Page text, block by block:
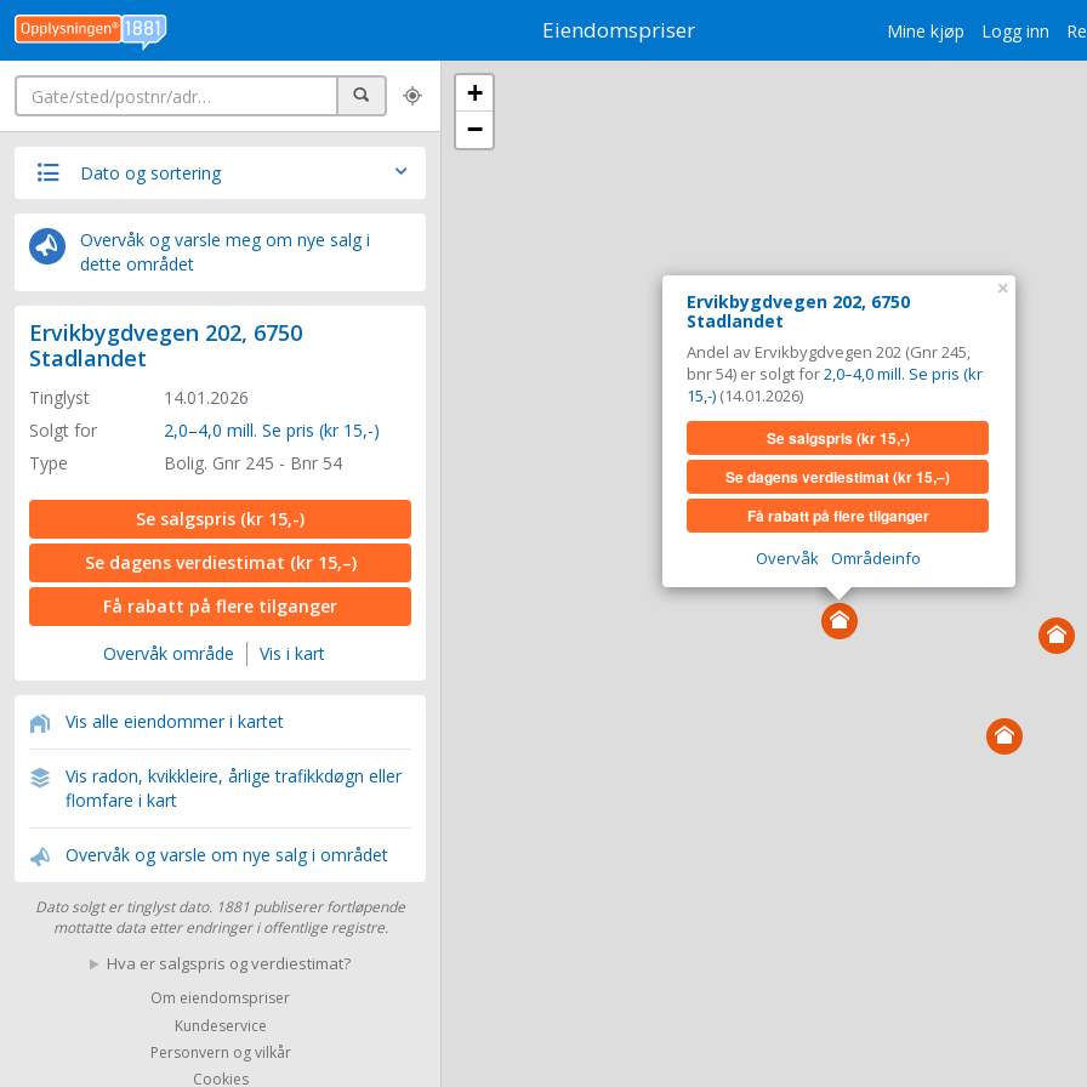
Mine kjøp Logg inn
Eiendomspriser
Søk
Dato og sortering
Overvåk og varsle meg om nye salg i
dette området
Ervikbygdvegen 202, 6750
Stadlandet
Tinglyst
14.01.2026
Solgt for
2,0–4,0 mill. Se pris (kr 15,-)
Type
Bolig. Gnr 245 - Bnr 54
Se salgspris (kr 15,-)
Se dagens verdiestimat (kr 15,–)
Få rabatt på flere tilganger
Overvåk område Vis i kart
Vis alle eiendommer i kartet
Vis radon, kvikkleire, årlige trafikkdøgn eller
flomfare i kart
Overvåk og varsle om nye salg i området
Dato solgt er tinglyst dato. 1881 publiserer fortløpende
mottatte data etter endringer i offentlige registre.
Hva er salgspris og verdiestimat?
Om eiendomspriser
Kundeservice
Personvern og vilkår
Cookies
Ervikbygdvegen 202, 6750
Stadlandet
Andel av Ervikbygdvegen 202 (Gnr 245,
bnr 54) er solgt for2,0–4,0 mill. Se pris (kr
15,-) (14.01.2026)
Se salgspris(kr 15,-)
Se dagens verdiestimat(kr 15,–)
Få rabatt på flere tilganger
Overvåk Områdeinfo
×
+
−